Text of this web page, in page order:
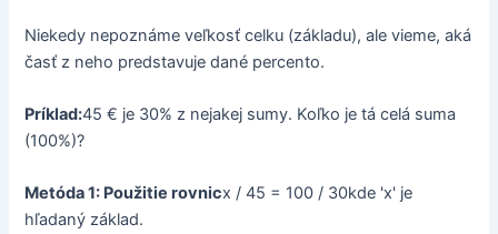
Niekedy nepoznáme veľkosť celku (základu), ale vieme, aká
časť z neho predstavuje dané percento.
Príklad:45 € je 30% z nejakej sumy. Koľko je tá celá suma
(100%)?
Metóda 1: Použitie rovnicx / 45 = 100 / 30kde 'x' je
hľadaný základ.